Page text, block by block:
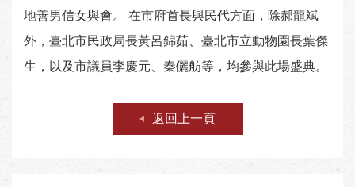
地善男信女與會。 在市府首長與民代方面，除郝龍斌
外，臺北市民政局長黃呂錦茹、臺北市立動物園長葉傑
生，以及市議員李慶元、秦儷舫等，均參與此場盛典。
返回上一頁